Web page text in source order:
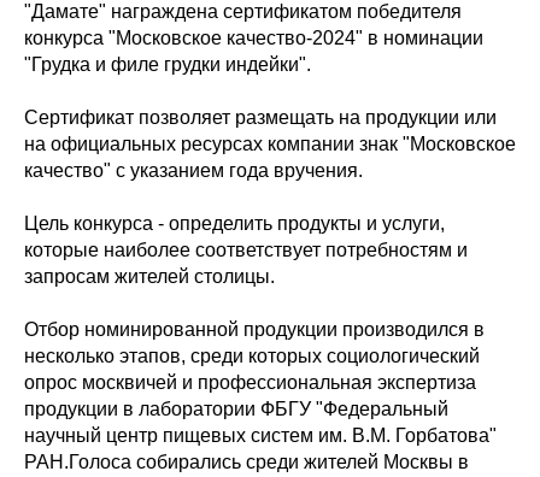
"Дамате" награждена сертификатом победителя
конкурса "Московское качество-2024" в номинации
"Грудка и филе грудки индейки".
Сертификат позволяет размещать на продукции или
на официальных ресурсах компании знак "Московское
качество" с указанием года вручения.
Цель конкурса - определить продукты и услуги,
которые наиболее соответствует потребностям и
запросам жителей столицы.
Отбор номинированной продукции производился в
несколько этапов, среди которых социологический
опрос москвичей и профессиональная экспертиза
продукции в лаборатории ФБГУ "Федеральный
научный центр пищевых систем им. В.М. Горбатова"
РАН.Голоса собирались среди жителей Москвы в